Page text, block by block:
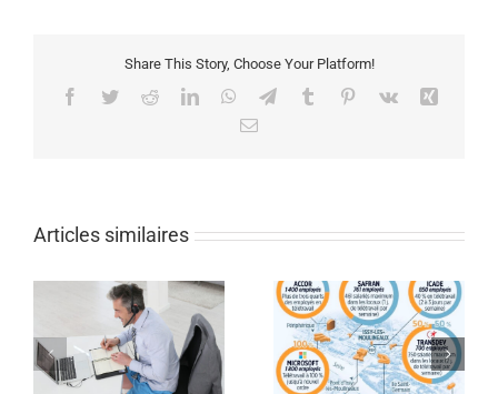
Share This Story, Choose Your Platform!
Facebook
TwitterRedditLinkedInWhatsApp
TelegramTumblr Pinterest
Vk
Email
Articles similaires